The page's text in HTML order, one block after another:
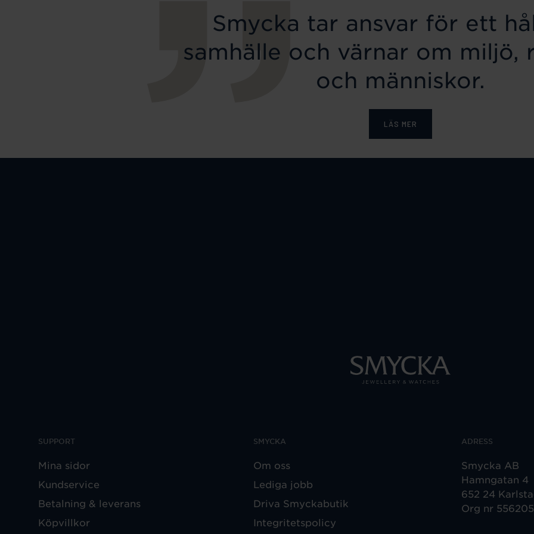
Smycka tar ansvar för ett
samhälle och värnar om miljö,
och människor.
LÄS MER
SUPPORT
Mina sidor
Kundservice
Betalning & leverans
Köpvillkor
SMYCKA
Om oss
Lediga jobb
Driva Smyckabutik
Integritetspolicy
ADRESS
Smycka AB
Hamngatan 4
652 24
Org nr